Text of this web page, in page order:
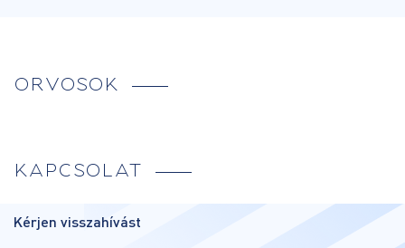
ORVOSOK
KAPCSOLAT
Kérjen visszahívást